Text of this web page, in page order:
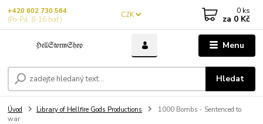
Menu
CZK
Hledat
+420 602 730 564
(Po-Pá, 8-16 hod.)
0 ks
za 0 Kč
Úvod Library of Hellfire Gods Productions
1000 Bombs - Sentenced to
war